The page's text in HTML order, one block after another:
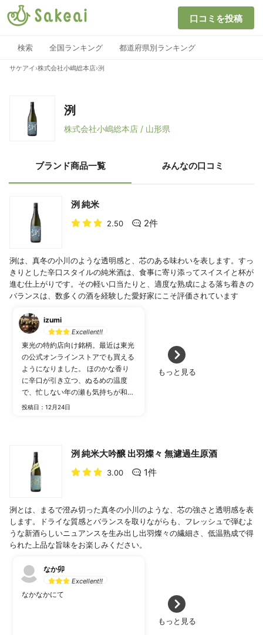
口コミを投稿
検索 全国ランキング 都道府県別ランキング
サケアイ ›株式会社小嶋総本店›洌
洌
株式会社小嶋総本店 / 山形県
ブランド商品一覧 みんなの口コミ
洌 純米
2.50 2件
洌は、真冬の小川のような透明感と、芯のある味わいを表します。すっ
きりとした辛口スタイルの純米酒は、食事に寄り添ってスイスイと杯が
進む仕上がりです。その軽い口当たりと、適度な熟成による落ち着きの
バランスは、数多くの酒を経験した愛好家にこそ評価されています
izumi
Excellent!!
東光の特約店向け銘柄。最近は東光
の公式オンラインストアでも買える
ようになりました。 ほのかな香り
に辛口が引き立つ、ぬるめの温度
で、忙しない年の瀬も気持ちが和ら
ぎます。
投稿日：12月24日
もっと見る
洌 純米大吟醸 出羽燦々 無濾過生原酒
3.00 1件
洌とは、まるで澄み切った真冬の小川のような、芯の強さと透明感を表
します。ドライな質感とバランスを取りながらも、フレッシュで弾むよ
うな新酒らしいニュアンスを生み出し出羽燦々の繊細さ、低温熟成で得
られた上品な旨味をお楽しみください。
なか卯
Excellent!!
なかなかにて
もっと見る